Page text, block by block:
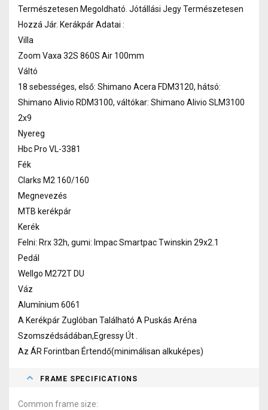
Természetesen Megoldható. Jótállási Jegy Természetesen
Hozzá Jár. Kerákpár Adatai :
Villa
Zoom Vaxa 32S 860S Air 100mm
Váltó
18 sebességes, első: Shimano Acera FDM3120, hátsó:
Shimano Alivio RDM3100, váltókar: Shimano Alivio SLM3100
2x9
Nyereg
Hbc Pro VL-3381
Fék
Clarks M2 160/160
Megnevezés
MTB kerékpár
Kerék
Felni: Rrx 32h, gumi: Impac Smartpac Twinskin 29x2.1
Pedál
Wellgo M272T DU
Váz
Alumínium 6061
A Kerékpár Zuglóban Található A Puskás Aréna
Szomszédsádában,Egressy Út .
Az ÁR Forintban Értendő(minimálisan alkuképes)
FRAME SPECIFICATIONS
Common frame size